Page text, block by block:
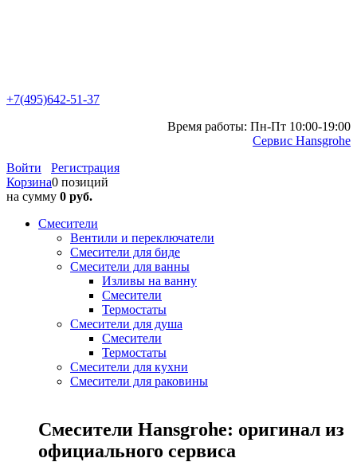
+7(495)642-51-37
Время работы: Пн-Пт 10:00-19:00
Сервис Hansgrohe
Войти
Регистрация
Корзина0 позиций
на сумму 0 руб.
Смесители
Вентили и переключатели
Смесители для биде
Смесители для ванны
Изливы на ванну
Смесители
Термостаты
Смесители для душа
Смесители
Термостаты
Смесители для кухни
Смесители для раковины
Смесители Hansgrohe: оригинал из
официального сервиса